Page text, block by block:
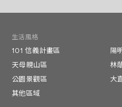
生活風格
101 信義計畫區
陽
天母親山區
林
公園景觀區
大
其他區域